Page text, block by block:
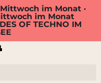
im Monat ·
im Monat
OF TECHNO IM